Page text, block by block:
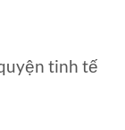
tinh tế